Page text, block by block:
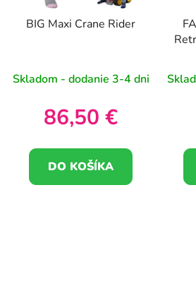
BIG Maxi Crane Rider
Skladom - dodanie 3-4 dni
86,50 €
DO KOŠÍKA